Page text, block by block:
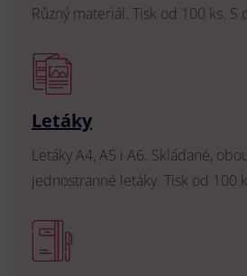
Různý materiál. Tisk od 100 ks. S
Letáky
Letáky A4, A5 i A6. Skládané,
jednostranné letáky. Tisk od 100